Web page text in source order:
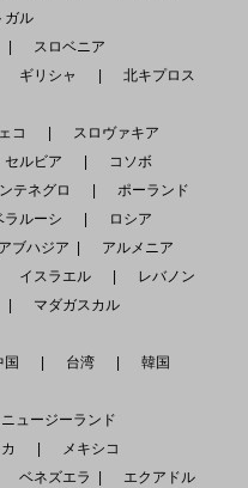
ガル
スロベニア
ギリシャ
北キプロス
コ
スロヴァキア
セルビア
コソボ
テネグロ
ポーランド
ルーシ
ロシア
ブハジア
アルメニア
イスラエル
レバノン
マダガスカル
国 台湾
韓国
ュージーランド
カ
メキシコ
ベネズエラ
エクアドル